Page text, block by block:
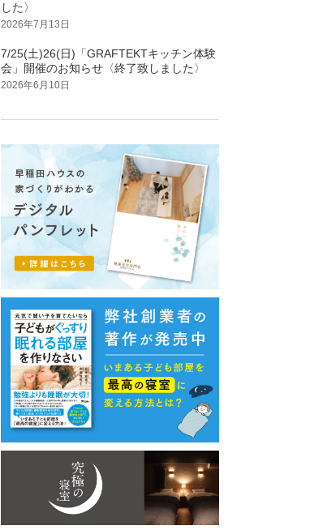
した〉
2026年7月13日
7/25(土)26(日)「GRAFTEKTキッチン体験
会」開催のお知らせ〈終了致しました〉
2026年6月10日